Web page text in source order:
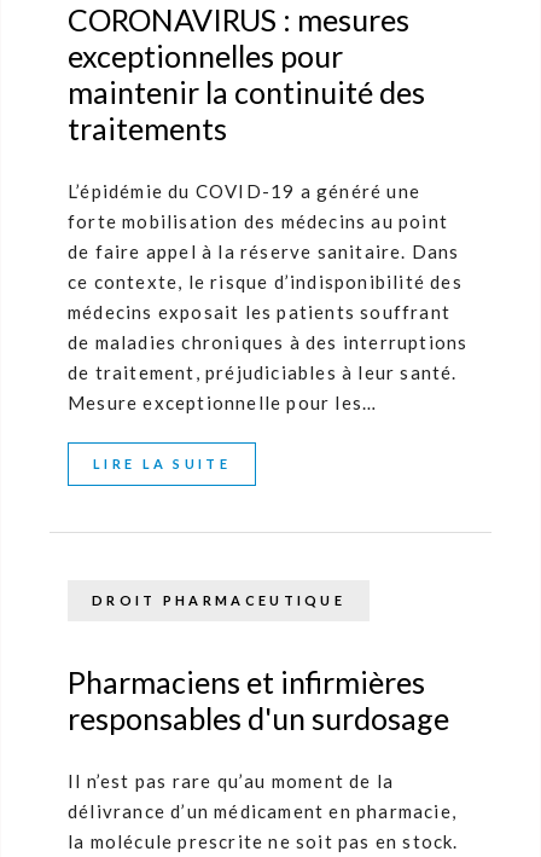
CORONAVIRUS : mesures
exceptionnelles pour
maintenir la continuité des
traitements
L’épidémie du COVID-19 a généré une
forte mobilisation des médecins au point
de faire appel à la réserve sanitaire. Dans
ce contexte, le risque d’indisponibilité des
médecins exposait les patients souffrant
de maladies chroniques à des interruptions
de traitement, préjudiciables à leur santé.
Mesure exceptionnelle pour les…
LIRE LA SUITE
DROIT PHARMACEUTIQUE
Pharmaciens et infirmières
responsables d'un surdosage
Il n’est pas rare qu’au moment de la
délivrance d’un médicament en pharmacie,
la molécule prescrite ne soit pas en stock.